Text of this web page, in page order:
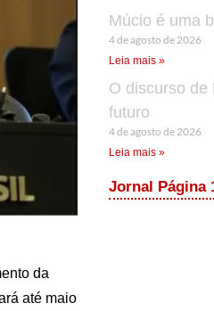
da
até maio
Múcio é uma
4 de agosto de 2026
Leia mais »
O discurso de
futuro
4 de agosto de 2026
Leia mais »
Jornal Página